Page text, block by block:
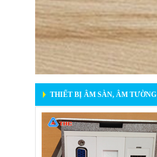
THIẾT BỊ ÂM SÀN, ÂM TƯỜNG